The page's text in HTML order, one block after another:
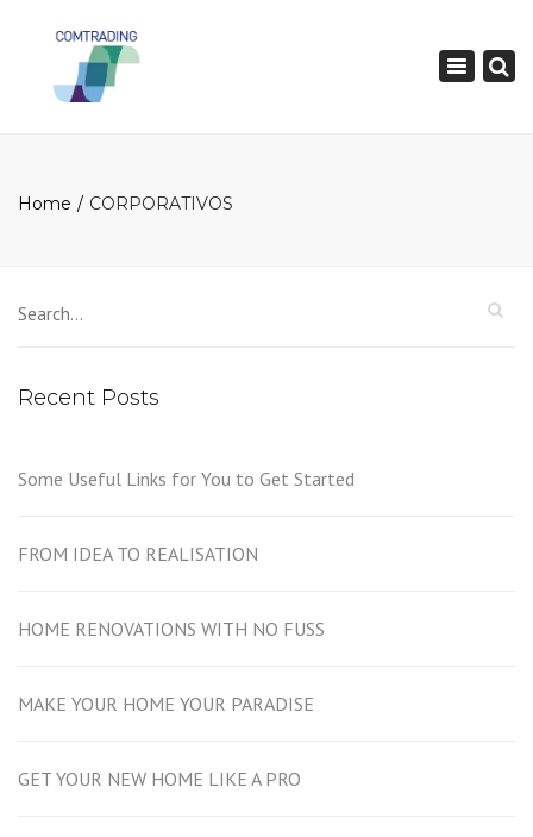
Toggle
Home CORPORATIVOS
Recent Posts
Some Useful Links for You to Get Started
FROM IDEA TO REALISATION
HOME RENOVATIONS WITH NO FUSS
MAKE YOUR HOME YOUR PARADISE
GET YOUR NEW HOME LIKE A PRO